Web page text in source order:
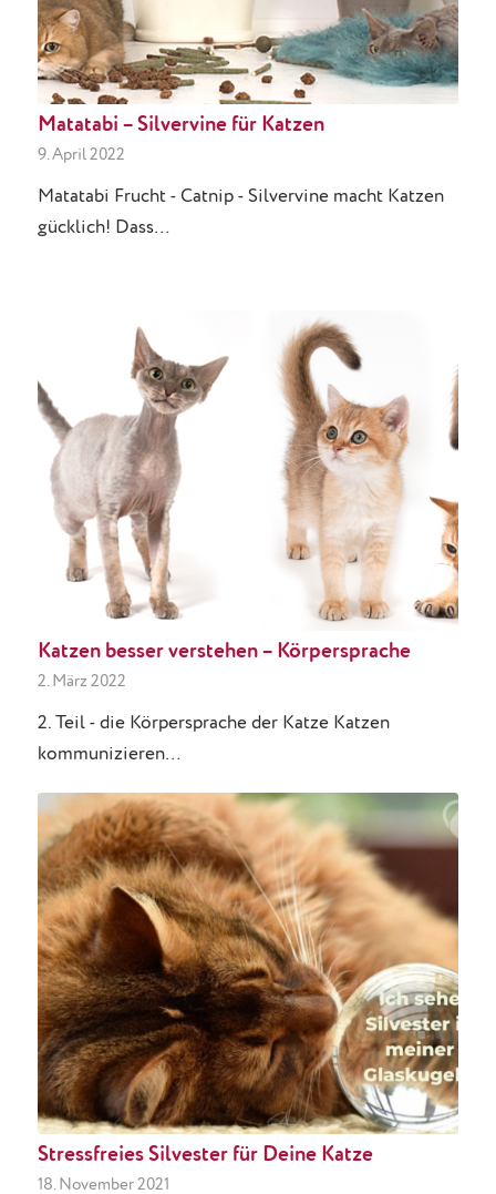
Matatabi – Silvervine für Katzen
9. April 2022
Matatabi Frucht - Catnip - Silvervine macht Katzen
gücklich! Dass…
Katzen besser verstehen – Körpersprache
2. März 2022
2. Teil - die Körpersprache der Katze Katzen
kommunizieren…
Stressfreies Silvester für Deine Katze
18. November 2021